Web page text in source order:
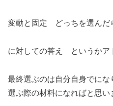
変動と固定 どっちを選んだ
に対しての答え というかア
最終選ぶのは自分自身でにな
選ぶ際の材料になればと思い